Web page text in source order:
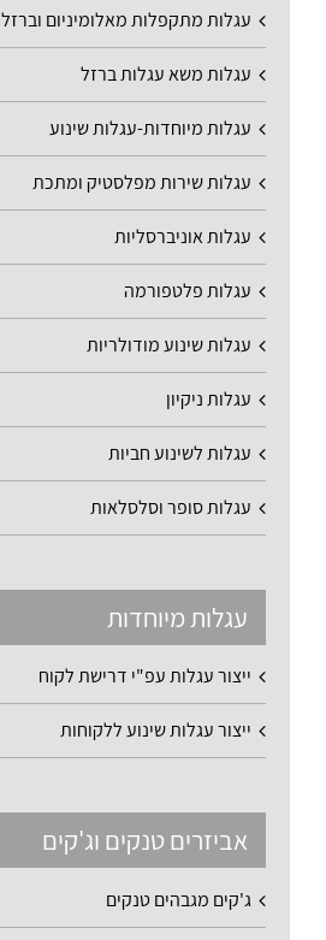
עגלות מתקפלות מאלומיניום וברזל
עגלות משא עגלות ברזל
עגלות מיוחדות-עגלות שינוע
עגלות שירות מפלסטיק ומתכת
עגלות אוניברסליות
עגלות פלטפורמה
עגלות שינוע מודולריות
עגלות ניקיון
עגלות לשינוע חביות
עגלות סופר וסלסלאות
עגלות מיוחדות
ייצור עגלות עפ"י דרישת לקוח
ייצור עגלות שינוע ללקוחות
אביזרים טנקים וג'קים
ג'קים מגבהים טנקים